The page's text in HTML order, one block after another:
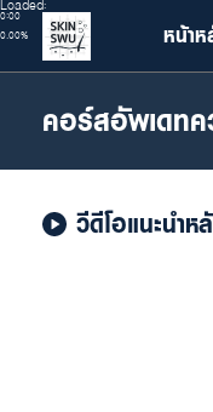
หน้า
คอร์สอัพเดทค
วีดีโอแนะนำ
Loaded:
0.00%
0:00